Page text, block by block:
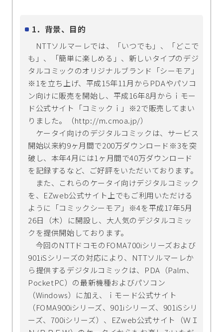
1．背景、目的
NTTソルマーレでは、「いつでも」、「どこで
も」、「簡単に楽しめる」、新しいタイプのデジ
タルコミックのオリジナルブランド「シーモア」
※1を立ち上げ、平成15年11月からPDAやパソコ
ン向けに販売を開始し、平成16年8月からｉモー
ド公式サイト「コミックｉ」※2で販売してまい
りました。（http://m.cmoa.jp/）
ケータイ向けのデジタルコミックは、サービス
開始以来約9ヶ月間で200万ダウンロード※3を突
破し、本年4月には1ヶ月間で40万ダウンロード
を記録するなど、ご好評をいただいております。
また、これらのケータイ向けデジタルコミック
を、EZweb公式サイト上でもご利用いただける
ように「コミックシーモア」※4を平成17年5月
26日（木）に開設し、大人気のデジタルコミッ
クを提供開始しております。
今回のNTTドコモのFOMA700iシリーズおよび
901iSシリーズの対応により、NTTソルマーレか
ら提供するデジタルコミックは、PDA（Palm、
PocketPC）の最新機種およびパソコン
（Windows）に加え、ｉモード公式サイト
（FOMA900iシリーズ、901iシリーズ、901iSシリ
ーズ、700iシリーズ）、EZweb公式サイト（ＷＩ